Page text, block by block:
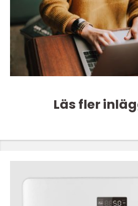
Läs fler